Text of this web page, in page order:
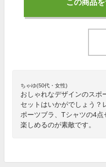
この商品
ちゃゆ(50代・女性)
おしゃれなデザインのスポ
セットはいかがでしょう？
ポーツブラ、Tシャツの4
楽しめるのが素敵です。